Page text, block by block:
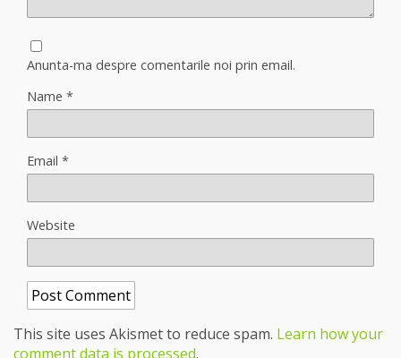
Anunta-ma despre comentarile noi prin email.
Name *
Email *
Website
This site uses Akismet to reduce spam. Learn how your
comment data is processed.